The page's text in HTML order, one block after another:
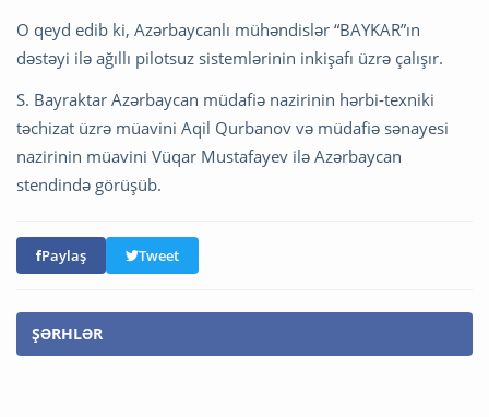
O qeyd edib ki, Azərbaycanlı mühəndislər “BAYKAR”ın
dəstəyi ilə ağıllı pilotsuz sistemlərinin inkişafı üzrə çalışır.
S. Bayraktar Azərbaycan müdafiə nazirinin hərbi-texniki
təchizat üzrə müavini Aqil Qurbanov və müdafiə sənayesi
nazirinin müavini Vüqar Mustafayev ilə Azərbaycan
stendində görüşüb.
Paylaş Tweet
ŞƏRHLƏR